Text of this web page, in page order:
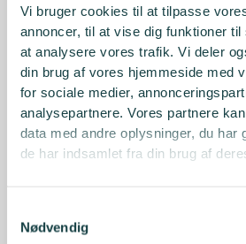
Vi bruger cookies til at tilpasse
annoncer, til at vise dig funktioner til
at analysere vores trafik. Vi deler
din brug af vores hjemmeside med
for sociale medier,
analysepartnere. Vores partnere
data med andre oplysninger, du har
de har indsamlet fra din brug af
Nødvendig